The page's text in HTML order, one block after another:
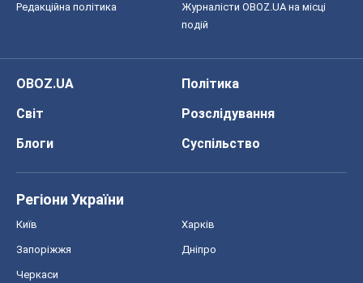
Редакційна політика
Журналісти OBOZ.UA на місці
подій
OBOZ.UA
Політика
Світ
Розслідування
Блоги
Суспільство
Регіони України
Київ Харків
Запоріжжя Дніпро
Черкаси